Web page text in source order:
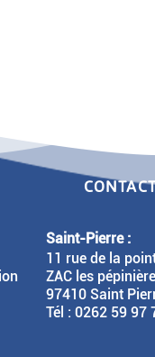
Saint-Pierre :
11 rue de la
ZAC les
97410 Saint
Tél : 0262 59 97